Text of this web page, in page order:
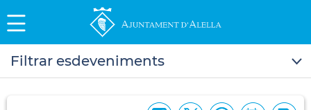
Filtrar esdeveniments